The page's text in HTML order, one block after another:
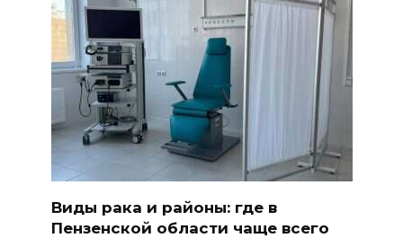
Виды рака и районы: где в
Пензенской области чаще всего